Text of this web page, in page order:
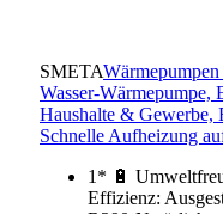
SMETA
Wasser-
Haushalte & Gewerbe,
Schnelle Aufheizung
1* 🔋
Effizienz: